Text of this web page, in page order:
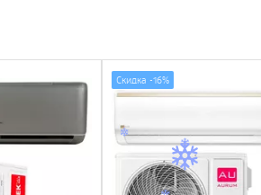
Скидка -16%